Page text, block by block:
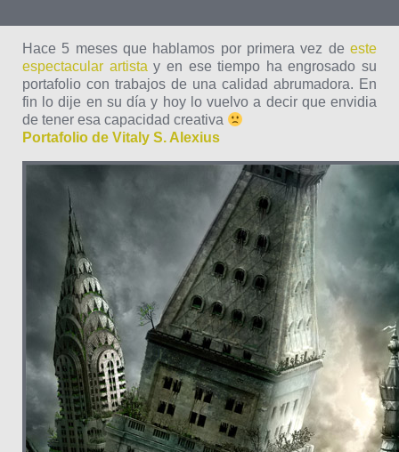
Hace 5 meses que hablamos por primera vez de este
espectacular artista y en ese tiempo ha engrosado su
portafolio con trabajos de una calidad abrumadora. En
fin lo dije en su día y hoy lo vuelvo a decir que envidia
de tener esa capacidad creativa
Portafolio de Vitaly S. Alexius